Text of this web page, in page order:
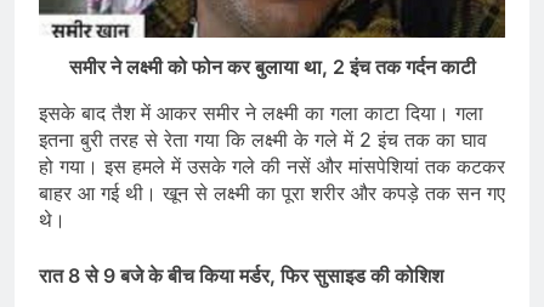
समीर ने लक्ष्मी को फोन कर बुलाया था, 2 इंच तक गर्दन काटी
इसके बाद तैश में आकर समीर ने लक्ष्मी का गला काटा दिया। गला
इतना बुरी तरह से रेता ​गया कि लक्ष्मी के गले में 2 इंच तक का घाव
हो गया। इस हमले में उसके गले की नसें और मांसपेशियां तक कटकर
बाहर आ गई थी। खून से लक्ष्मी का पूरा शरीर और कपड़े तक सन गए
थे।
रात 8 से 9 बजे के बीच किया मर्डर, फिर सुसाइड की को​शिश